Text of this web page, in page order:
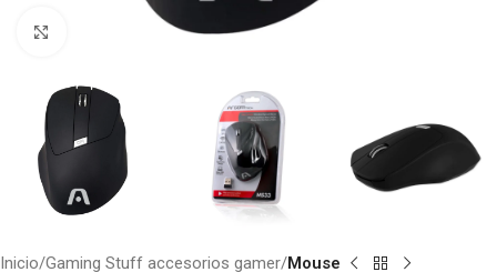
Click to enlarge
Inicio Gaming Stuff accesorios gamer Mouse